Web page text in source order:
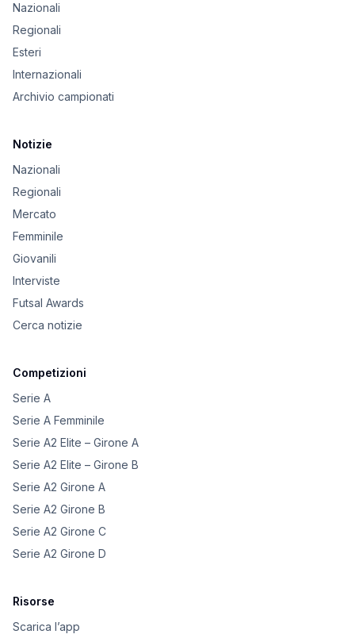
Nazionali
Regionali
Esteri
Internazionali
Archivio campionati
Notizie
Nazionali
Regionali
Mercato
Femminile
Giovanili
Interviste
Futsal Awards
Cerca notizie
Competizioni
Serie A
Serie A Femminile
Serie A2 Elite – Girone A
Serie A2 Elite – Girone B
Serie A2 Girone A
Serie A2 Girone B
Serie A2 Girone C
Serie A2 Girone D
Risorse
Scarica l’app